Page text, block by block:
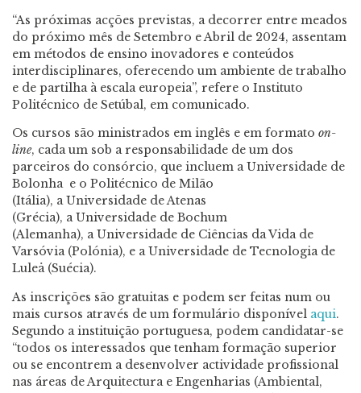
“As próximas acções previstas, a decorrer entre meados
do próximo mês de Setembro e Abril de 2024, assentam
em métodos de ensino inovadores e conteúdos
interdisciplinares, oferecendo um ambiente de trabalho
e de partilha à escala europeia”, refere o Instituto
Politécnico de Setúbal, em comunicado.
Os cursos são ministrados em inglês e em formato on-
line, cada um sob a responsabilidade de um dos
parceiros do consórcio, que incluem a Universidade de
Bolonha e o Politécnico de Milão
(Itália), a Universidade de Atenas
(Grécia), a Universidade de Bochum
(Alemanha), a Universidade de Ciências da Vida de
Varsóvia (Polónia), e a Universidade de Tecnologia de
Luleå (Suécia).
As inscrições são gratuitas e podem ser feitas num ou
mais cursos através de um formulário disponível aqui.
Segundo a instituição portuguesa, podem candidatar-se
“todos os interessados que tenham formação superior
ou se encontrem a desenvolver actividade profissional
nas áreas de Arquitectura e Engenharias (Ambiental,